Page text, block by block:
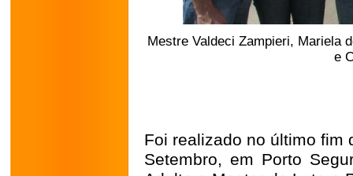
Mestre Valdeci Zampieri, Mariela
e
Foi realizado no último fim
Setembro, em Porto